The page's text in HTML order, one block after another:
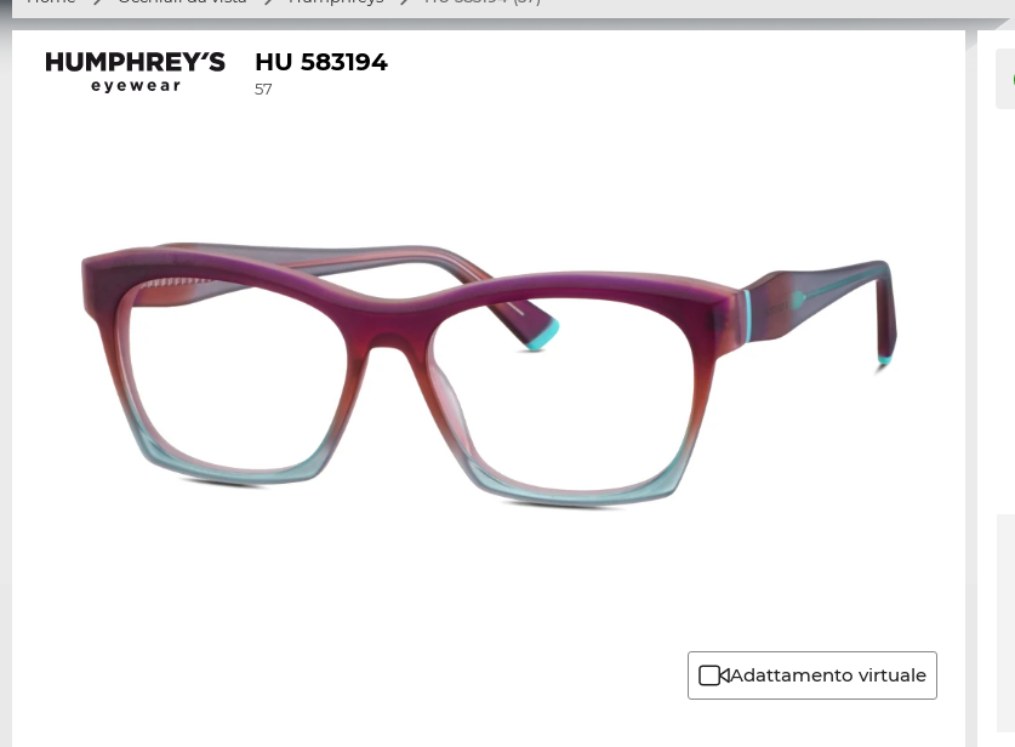
HU 583194
57
Adattamento virtuale